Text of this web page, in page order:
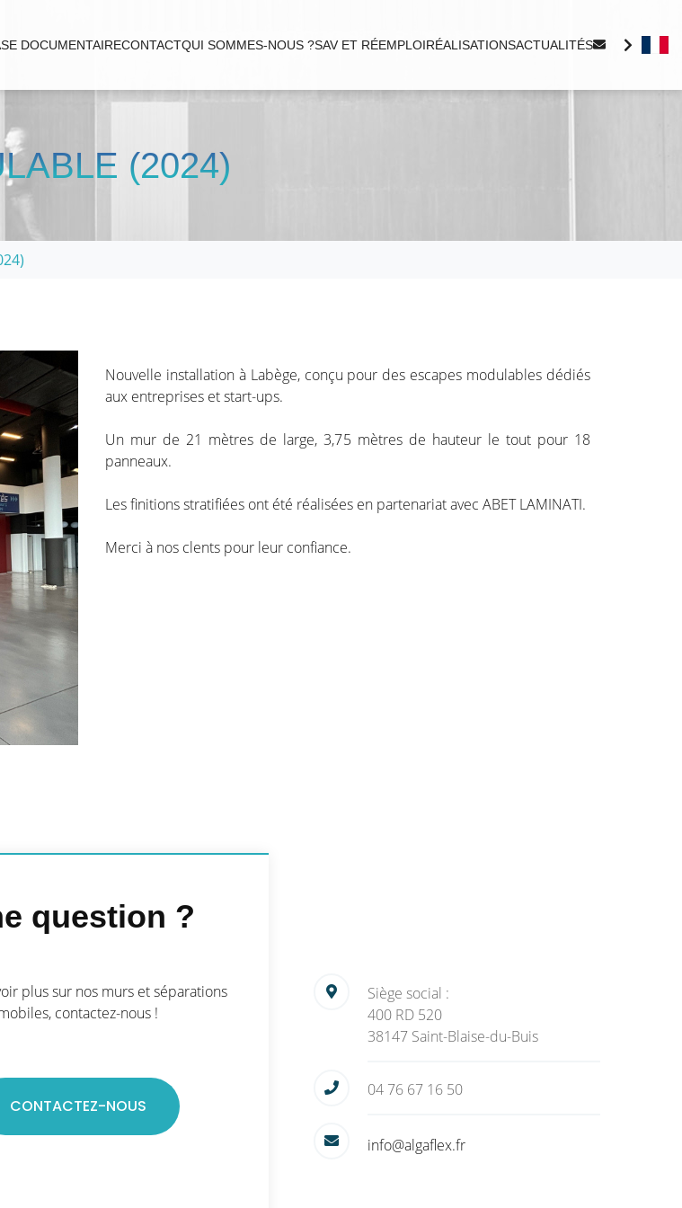
DOCUMENTAIRECONTACTQUI SOMMES-NOUS ?SAV ET RÉEMPLOIRÉALISATIONSACTUALITÉS
(2024)
Nouvelle installation à Labège, conçu pour des escapes modulables dédiés
aux entreprises et start-ups.
Un mur de 21 mètres de large, 3,75 mètres de hauteur le tout pour 18
panneaux.
Les finitions stratifiées ont été réalisées en partenariat avec ABET LAMINATI.
Merci à nos clents pour leur confiance.
question ?
plus sur nos murs et séparations
contactez-nous !
CONTACTEZ-NOUS
Siège social :
400 RD 520
38147 Saint-Blaise-du-Buis
04 76 67 16 50
info@algaflex.fr